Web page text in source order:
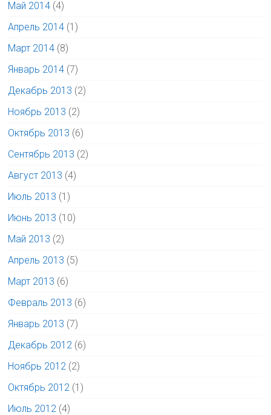
Май 2014 (4)
Апрель 2014 (1)
Март 2014 (8)
Январь 2014 (7)
Декабрь 2013 (2)
Ноябрь 2013 (2)
Октябрь 2013 (6)
Сентябрь 2013 (2)
Август 2013 (4)
Июль 2013 (1)
Июнь 2013 (10)
Май 2013 (2)
Апрель 2013 (5)
Март 2013 (6)
Февраль 2013 (6)
Январь 2013 (7)
Декабрь 2012 (6)
Ноябрь 2012 (2)
Октябрь 2012 (1)
Июль 2012 (4)